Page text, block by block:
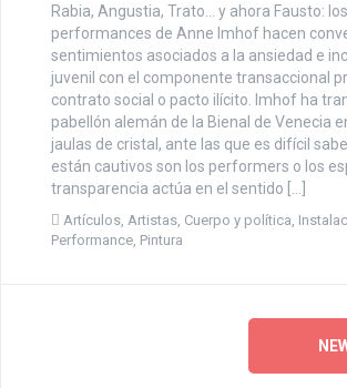
Rabia, Angustia, Trato… y ahora Fausto:
performances de Anne Imhof hacen
sentimientos asociados a la ansiedad e
juvenil con el componente transaccional
contrato social o pacto ilícito. Imhof ha
pabellón alemán de la Bienal de Venecia
jaulas de cristal, ante las que es difícil
están cautivos son los performers o los
transparencia actúa en el sentido […]
Artículos Artistas Cuerpo y política
Performance Pintura